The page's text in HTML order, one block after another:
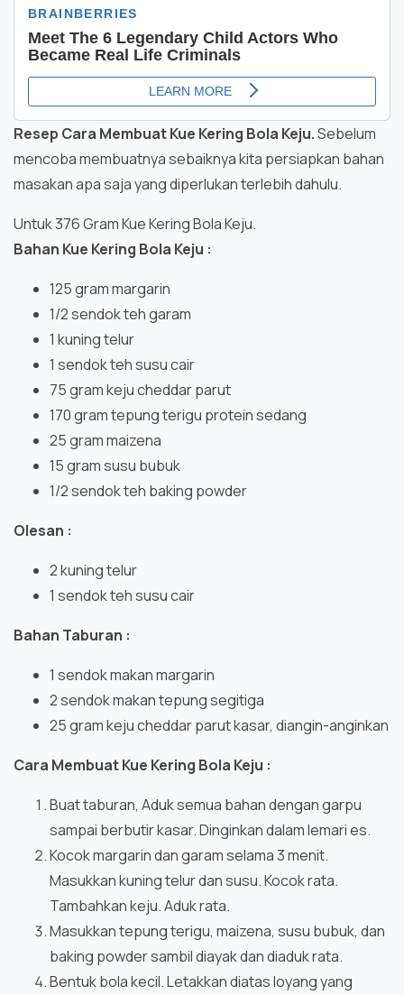
Resep Cara Membuat Kue Kering Bola Keju.Sebelum
mencoba membuatnya sebaiknya kita persiapkan bahan
masakan apa saja yang diperlukan terlebih dahulu.
Untuk 376 Gram Kue Kering Bola Keju.
Bahan Kue Kering Bola Keju :
125 gram margarin
1/2 sendok teh garam
1 kuning telur
1 sendok teh susu cair
75 gram keju cheddar parut
170 gram tepung terigu protein sedang
25 gram maizena
15 gram susu bubuk
1/2 sendok teh baking powder
Olesan :
2 kuning telur
1 sendok teh susu cair
Bahan Taburan :
1 sendok makan margarin
2 sendok makan tepung segitiga
25 gram keju cheddar parut kasar, diangin-anginkan
Cara Membuat Kue Kering Bola Keju :
Buat taburan, Aduk semua bahan dengan garpu
sampai berbutir kasar. Dinginkan dalam lemari es.
Kocok margarin dan garam selama 3 menit.
Masukkan kuning telur dan susu. Kocok rata.
Tambahkan keju. Aduk rata.
Masukkan tepung terigu, maizena, susu bubuk, dan
baking powder sambil diayak dan diaduk rata.
Bentuk bola kecil. Letakkan diatas loyang yang